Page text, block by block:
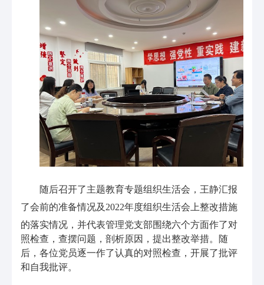
随后召开了主题教育专题组织生活会，王静汇报
了会前的准备情况及 2022年度组织生活会上整改措施
的落实情况，并代表管理党支部围绕六个方面作了对
照检查，查摆问题，剖析原因，提出整改举措。随
后，各位党员逐一作了认真的对照检查，开展了批评
和自我批评。